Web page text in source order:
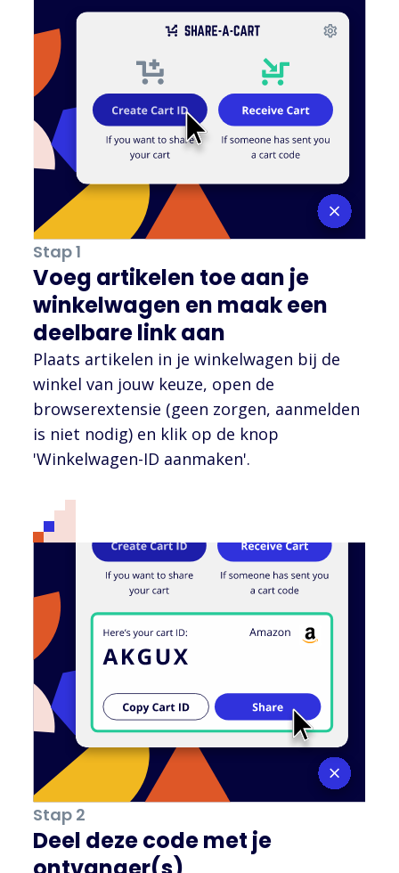
Stap 1
Voeg artikelen toe aan je
winkelwagen en maak een
deelbare link aan
Plaats artikelen in je winkelwagen bij de
winkel van jouw keuze, open de
browserextensie (geen zorgen, aanmelden
is niet nodig) en klik op de knop
'Winkelwagen-ID aanmaken'.
Stap 2
Deel deze code met je